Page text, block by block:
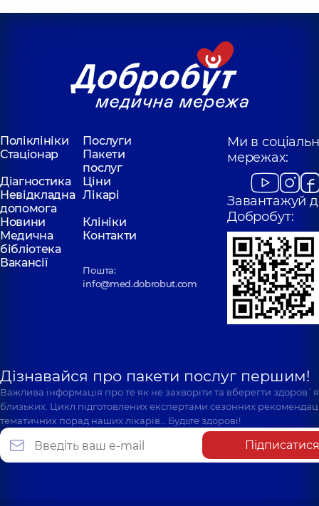
Поліклініки
Послуги
Стаціонар
Пакети
послуг
Діагностика
Ціни
Невідкладна
допомога
Лікарі
Новини
Клініки
Медична
бібліотека
Контакти
Вакансії
Пошта:
info@med.dobrobut.com
Ми в
мережах:
Завантажуй
Добробут:
Дізнавайся про пакети послуг першим!
Важлива інформація про те як не захворіти та вберегти
близьких. Цикл підготовлених експертами сезонних
тематичних порад наших лікарів… Будьте здорові!
Підписатися